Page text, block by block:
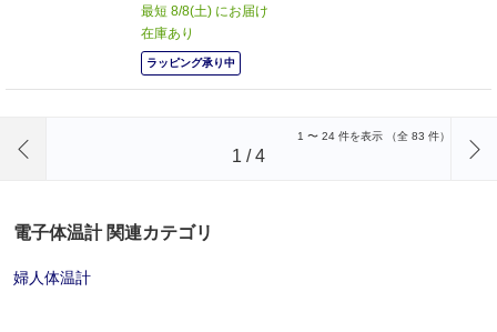
最短 8/8(土) にお届け
在庫あり
ラッピング承り中
1 〜 24 件を表示 （全 83 件）
1 /4
電子体温計 関連カテゴリ
婦人体温計